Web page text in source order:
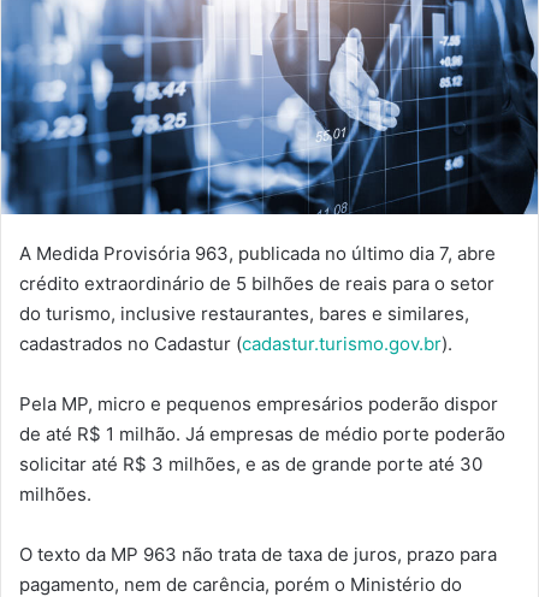
A Medida Provisória 963, publicada no último dia 7, abre
crédito extraordinário de 5 bilhões de reais para o setor
do turismo, inclusive restaurantes, bares e similares,
cadastrados no Cadastur (cadastur.turismo.gov.br).
Pela MP, micro e pequenos empresários poderão dispor
de até R$ 1 milhão. Já empresas de médio porte poderão
solicitar até R$ 3 milhões, e as de grande porte até 30
milhões.
O texto da MP 963 não trata de taxa de juros, prazo para
pagamento, nem de carência, porém o Ministério do